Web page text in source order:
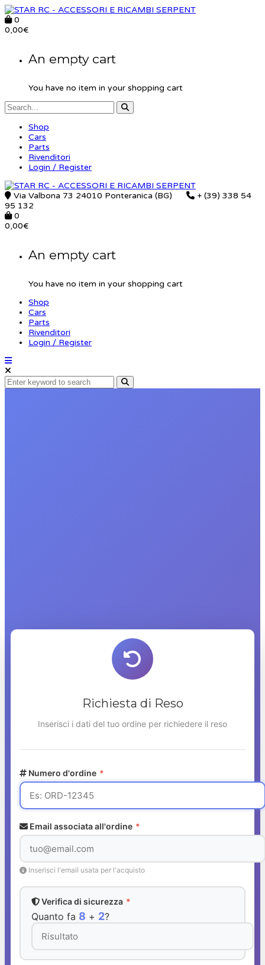
0
0,00€
An empty cart
You have no item in your shopping cart
Shop
Cars
Parts
Rivenditori
Login / Register
Via Valbona 73 24010 Ponteranica (BG)
+ (39) 338 54
95 132
0
0,00€
An empty cart
You have no item in your shopping cart
Shop
Cars
Parts
Rivenditori
Login / Register
Richiesta di Reso
Inserisci i dati del tuo ordine per richiedere il reso
Numero d'ordine *
Email associata all'ordine *
Inserisci l'email usata per l'acquisto
Verifica di sicurezza *
Quanto fa 8 + 2?